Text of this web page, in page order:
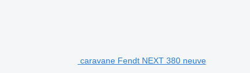
caravane Fendt NEXT 380 neuve